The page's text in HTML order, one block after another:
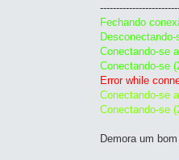
Fechando
Conectando-se
Conectando-se
Error while
Conectando-se
Conectando-se
Demora um